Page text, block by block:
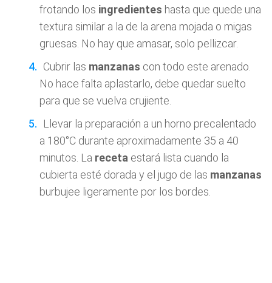
frotando los ingredientes hasta que quede una
textura similar a la de la arena mojada o migas
gruesas. No hay que amasar, solo pellizcar.
Cubrir las manzanas con todo este arenado.
No hace falta aplastarlo, debe quedar suelto
para que se vuelva crujiente.
Llevar la preparación a un horno precalentado
a 180°C durante aproximadamente 35 a 40
minutos. La receta estará lista cuando la
cubierta esté dorada y el jugo de las manzanas
burbujee ligeramente por los bordes.